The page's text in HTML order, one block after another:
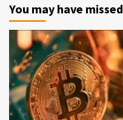
You may have missed